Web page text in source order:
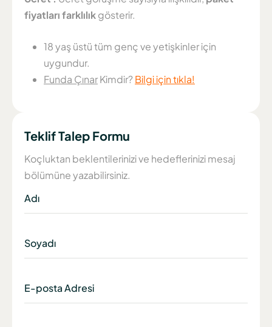
fiyatları farklılıkgösterir.
18 yaş üstü tüm genç ve yetişkinler için
uygundur.
Funda ÇınarKimdir?Bilgi için tıkla!
Teklif Talep Formu
Koçluktan beklentilerinizi ve hedeflerinizi mesaj
bölümüne yazabilirsiniz.